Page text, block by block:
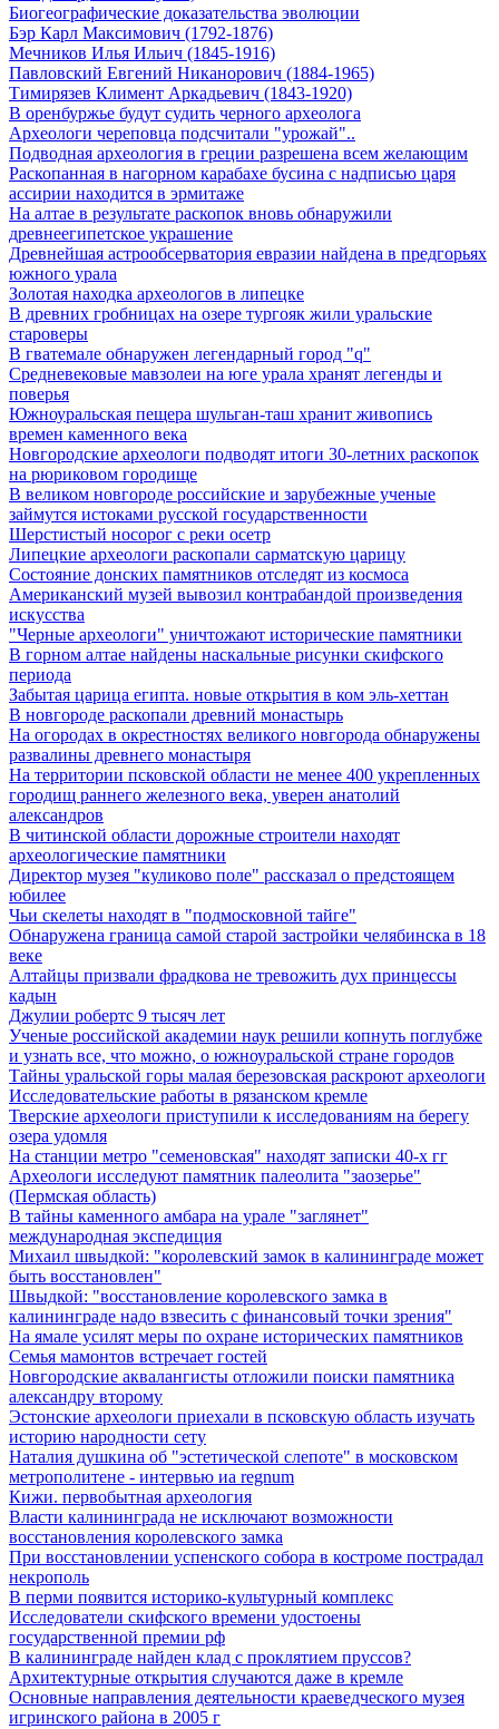
Биогеографические доказательства эволюции
Бэр Карл Максимович (1792-1876)
Мечников Илья Ильич (1845-1916)
Павловский Евгений Никанорович (1884-1965)
Тимирязев Климент Аркадьевич (1843-1920)
В оренбуржье будут судить черного археолога
Археологи череповца подсчитали "урожай"..
Подводная археология в греции разрешена всем желающим
Раскопанная в нагорном карабахе бусина с надписью царя
ассирии находится в эрмитаже
На алтае в результате раскопок вновь обнаружили
древнеегипетское украшение
Древнейшая астрообсерватория евразии найдена в предгорьях
южного урала
Золотая находка археологов в липецке
В древних гробницах на озере тургояк жили уральские
староверы
В гватемале обнаружен легендарный город "q"
Средневековые мавзолеи на юге урала хранят легенды и
поверья
Южноуральская пещера шульган-таш хранит живопись
времен каменного века
Новгородские археологи подводят итоги 30-летних раскопок
на рюриковом городище
В великом новгороде российские и зарубежные ученые
займутся истоками русской государственности
Шерстистый носорог с реки осетр
Липецкие археологи раскопали сарматскую царицу
Состояние донских памятников отследят из космоса
Американский музей вывозил контрабандой произведения
искусства
"Черные археологи" уничтожают исторические памятники
В горном алтае найдены наскальные рисунки скифского
периода
Забытая царица египта. новые открытия в ком эль-хеттан
В новгороде раскопали древний монастырь
На огородах в окрестностях великого новгорода обнаружены
развалины древнего монастыря
На территории псковской области не менее 400 укрепленных
городищ раннего железного века, уверен анатолий
александров
В читинской области дорожные строители находят
археологические памятники
Директор музея "куликово поле" рассказал о предстоящем
юбилее
Чьи скелеты находят в "подмосковной тайге"
Обнаружена граница самой старой застройки челябинска в 18
веке
Алтайцы призвали фрадкова не тревожить дух принцессы
кадын
Джулии робертс 9 тысяч лет
Ученые российской академии наук решили копнуть поглубже
и узнать все, что можно, о южноуральской стране городов
Тайны уральской горы малая березовская раскроют археологи
Исследовательские работы в рязанском кремле
Тверские археологи приступили к исследованиям на берегу
озера удомля
На станции метро "семеновская" находят записки 40-х гг
Археологи исследуют памятник палеолита "заозерье"
(Пермская область)
В тайны каменного амбара на урале "заглянет"
международная экспедиция
Михаил швыдкой: "королевский замок в калининграде может
быть восстановлен"
Швыдкой: "восстановление королевского замка в
калининграде надо взвесить с финансовый точки зрения"
На ямале усилят меры по охране исторических памятников
Семья мамонтов встречает гостей
Новгородские аквалангисты отложили поиски памятника
александру второму
Эстонские археологи приехали в псковскую область изучать
историю народности сету
Наталия душкина об "эстетической слепоте" в московском
метрополитене - интервью иа regnum
Кижи. первобытная археология
Власти калининграда не исключают возможности
восстановления королевского замка
При восстановлении успенского собора в костроме пострадал
некрополь
В перми появится историко-культурный комплекс
Исследователи скифского времени удостоены
государственной премии рф
В калининграде найден клад с проклятием пруссов?
Архитектурные открытия случаются даже в кремле
Основные направления деятельности краеведческого музея
игринского района в 2005 г